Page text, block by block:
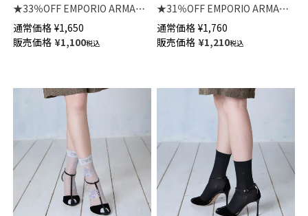
★33％OFF EMPORIO ARMANI
イーグル ジャガード クルー丈
ソックス レディース 日本製
03447103
通常価格 ¥1,650
販売価格 ¥1,100税込
★31％OFF EMPORIO ARMANI
アイレット ストライプ クルー
丈 ソックス レディース 日本製
03447102
通常価格 ¥1,760
販売価格 ¥1,210税込